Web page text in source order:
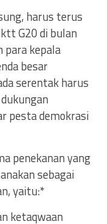
harus terus
G20 di bulan
para kepala
besar
serentak harus
pesta demokrasi
penekanan yang
sebagai
yaitu:*
ketaqwaan